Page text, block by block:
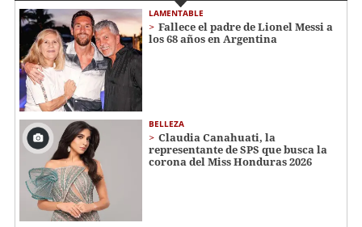
LAMENTABLE
Fallece el padre de Lionel Messi a
los 68 años en Argentina
BELLEZA
Claudia Canahuati, la
representante de SPS que busca la
corona del Miss Honduras 2026